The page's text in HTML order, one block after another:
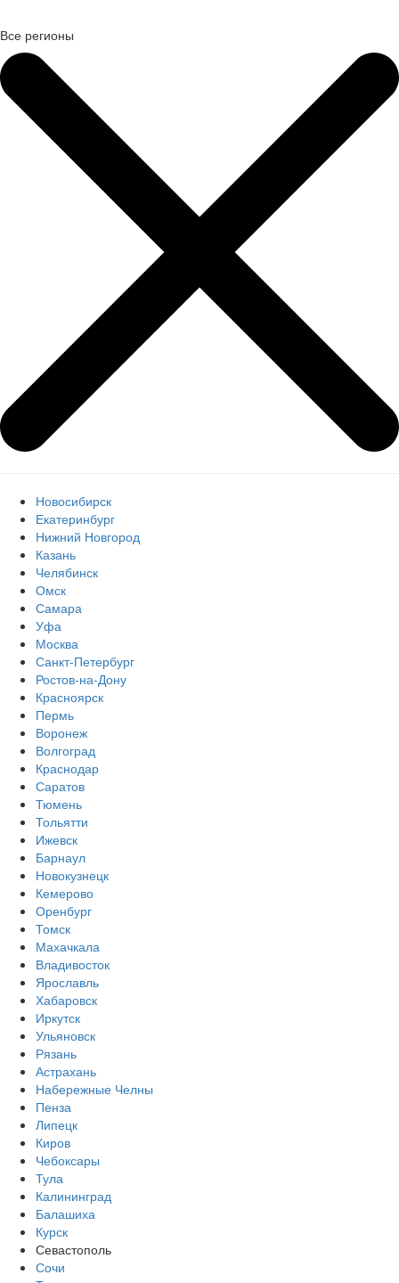
Все регионы
Новосибирск
Екатеринбург
Нижний Новгород
Казань
Челябинск
Омск
Самара
Уфа
Москва
Санкт-Петербург
Ростов-на-Дону
Красноярск
Пермь
Воронеж
Волгоград
Краснодар
Саратов
Тюмень
Тольятти
Ижевск
Барнаул
Новокузнецк
Кемерово
Оренбург
Томск
Махачкала
Владивосток
Ярославль
Хабаровск
Иркутск
Ульяновск
Рязань
Астрахань
Набережные Челны
Пенза
Липецк
Киров
Чебоксары
Тула
Калининград
Балашиха
Курск
Севастополь
Сочи